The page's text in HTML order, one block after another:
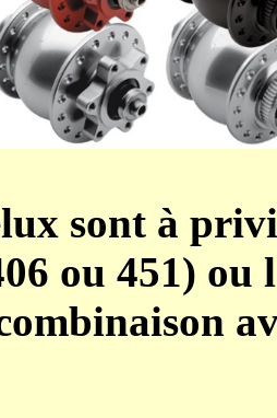
sont à
ou 451) ou